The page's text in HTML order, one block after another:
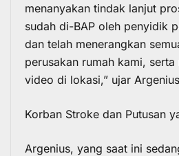
menanyakan tindak lanjut
sudah di-BAP oleh penyidik
dan telah menerangkan
perusakan rumah kami,
video di lokasi,” ujar
Korban Stroke dan Putusan
Argenius, yang saat ini